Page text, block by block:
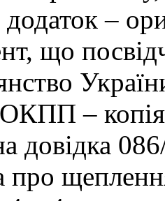
–
що
– копія
довідка
про